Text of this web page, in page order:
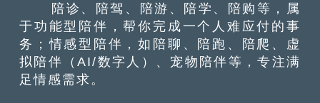
陪诊、陪驾、陪游、陪学、陪购等，属
于功能型陪伴，帮你完成一个人难应付的事
务；情感型陪伴，如陪聊、陪跑、陪爬、虚
拟陪伴（AI/数字人）、宠物陪伴等，专注满
足情感需求。